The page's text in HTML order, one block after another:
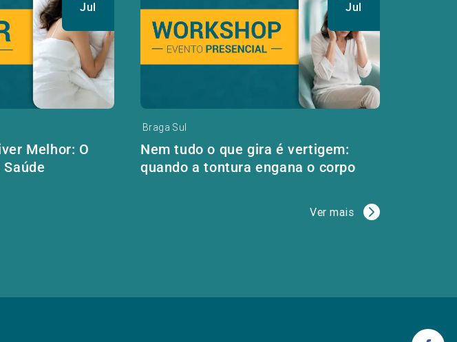
Jul
Melhor: O
Jul
Braga Sul
Nem tudo o que gira é vertigem:
quando a tontura engana o corpo
Ver mais